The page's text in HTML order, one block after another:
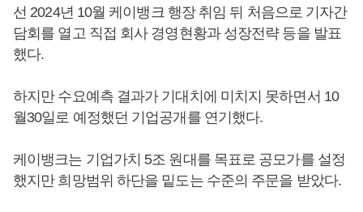
선 2024년 10월 케이뱅크 행장 취임 뒤 처음으로 기자간
담회를 열고 직접 회사 경영현황과 성장전략 등을 발표
했다.
하지만 수요예측 결과가 기대치에 미치지 못하면서 10
월30일로 예정했던 기업공개를 연기했다.
케이뱅크는 기업가치 5조 원대를 목표로 공모가를 설정
했지만 희망범위 하단을 밑도는 수준의 주문을 받았다.